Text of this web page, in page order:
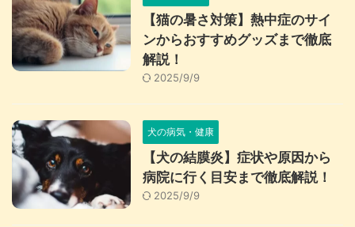
【猫の暑さ対策】熱中症のサイ
ンからおすすめグッズまで徹底
解説！
2025/9/9
犬の病気・健康
【犬の結膜炎】症状や原因から
病院に行く目安まで徹底解説！
2025/9/9